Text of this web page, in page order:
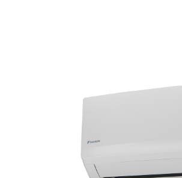
VRV-системы
Аксессуары